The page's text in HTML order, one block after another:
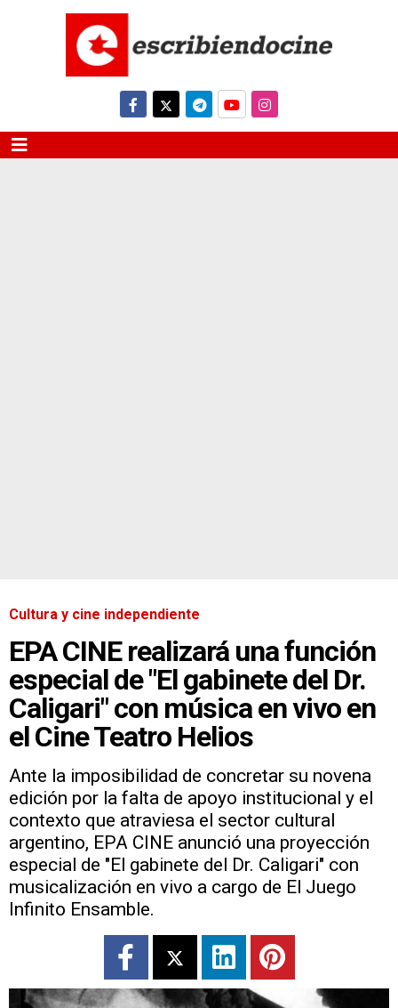
Cultura y cine independiente
EPA CINE realizará una función
especial de "El gabinete del Dr.
Caligari" con música en vivo en
el Cine Teatro Helios
Ante la imposibilidad de concretar su novena
edición por la falta de apoyo institucional y el
contexto que atraviesa el sector cultural
argentino, EPA CINE anunció una proyección
especial de "El gabinete del Dr. Caligari" con
musicalización en vivo a cargo de El Juego
Infinito Ensamble.